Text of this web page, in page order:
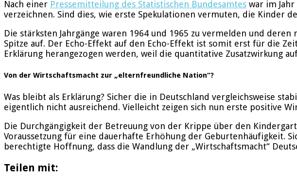
Nach einer Pressemitteilung des Statistischen Bundesamtes war im
verzeichnen. Sind dies, wie erste Spekulationen vermuten, die Kinder
Die stärksten Jahrgänge waren 1964 und 1965 zu vermelden und
Spitze auf. Der Echo-Effekt auf den Echo-Effekt ist somit erst für die
Erklärung herangezogen werden, weil die quantitative Zusatzwirkung
Von der Wirtschaftsmacht zur „elternfreundliche Nation“?
Was bleibt als Erklärung? Sicher die in Deutschland vergleichsweise
eigentlich nicht ausreichend. Vielleicht zeigen sich nun erste positive
Die Durchgängigkeit der Betreuung von der Krippe über den
Voraussetzung für eine dauerhafte Erhöhung der Geburtenhäufigkeit.
berechtigte Hoffnung, dass die Wandlung der „Wirtschaftsmacht“
Teilen mit: